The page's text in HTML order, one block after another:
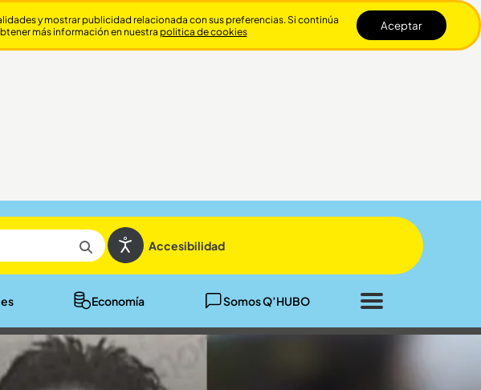
Accesibilidad
Economía Somos Q’HUBO
Cerrar
y mostrar publicidad relacionada con sus preferencias. Si continúa
más información en nuestra politica de cookies Aceptar